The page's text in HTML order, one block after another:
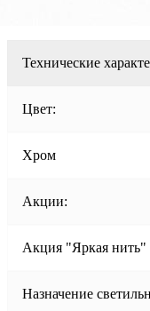
Технические
Цвет:
Хром
Акции:
Акция "Яркая нить"
Назначение